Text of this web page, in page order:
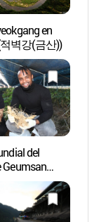
en
벽강(금산))
del
Geumsan
삼축제)